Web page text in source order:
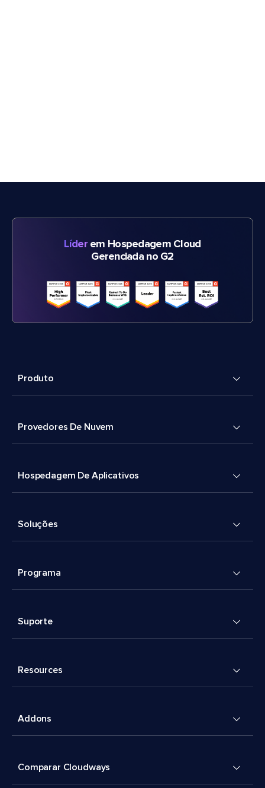
Líderem Hospedagem Cloud
Gerenciada no G2
Produto
Provedores De Nuvem
Hospedagem De Aplicativos
Soluções
Programa
Suporte
Resources
Addons
Comparar Cloudways